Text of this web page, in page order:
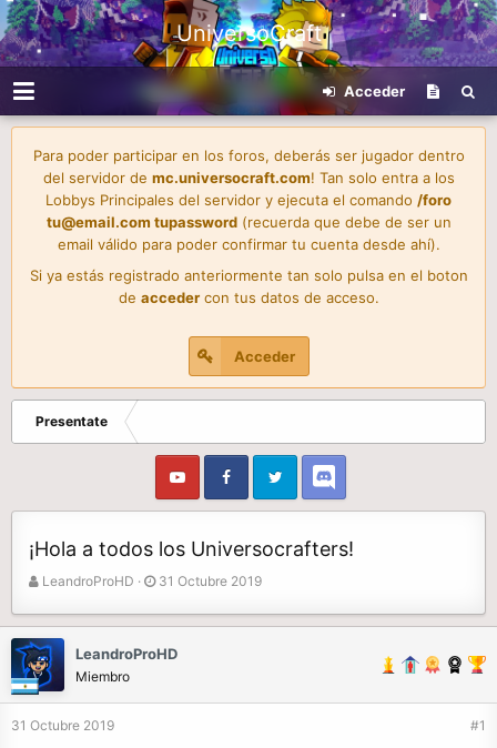
UniversoCraft
Acceder
Para poder participar en los foros, deberás ser jugador dentro
del servidor de mc.universocraft.com! Tan solo entra a los
Lobbys Principales del servidor y ejecuta el comando /foro
tu@email.com tupassword(recuerda que debe de ser un
email válido para poder confirmar tu cuenta desde ahí).
Si ya estás registrado anteriormente tan solo pulsa en el boton
de accedercon tus datos de acceso.
Acceder
Presentate
¡Hola a todos los Universocrafters!
A
o
r
LeandroProHD
F
a
e
31 Octubre 2019
LeandroProHD
Miembro
31 Octubre 2019 #1